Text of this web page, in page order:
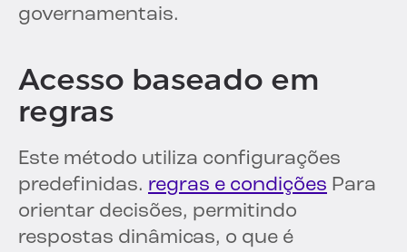
governamentais.
Acesso baseado em
regras
Este método utiliza configurações
predefinidas. regras e condições Para
orientar decisões, permitindo
respostas dinâmicas, o que é